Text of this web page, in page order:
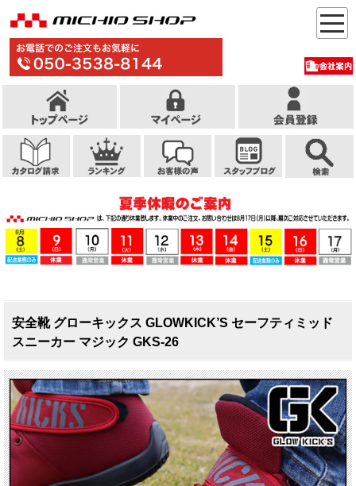
安全靴 グローキックス GLOWKICK’S セーフティミッド
スニーカー マジック GKS-26